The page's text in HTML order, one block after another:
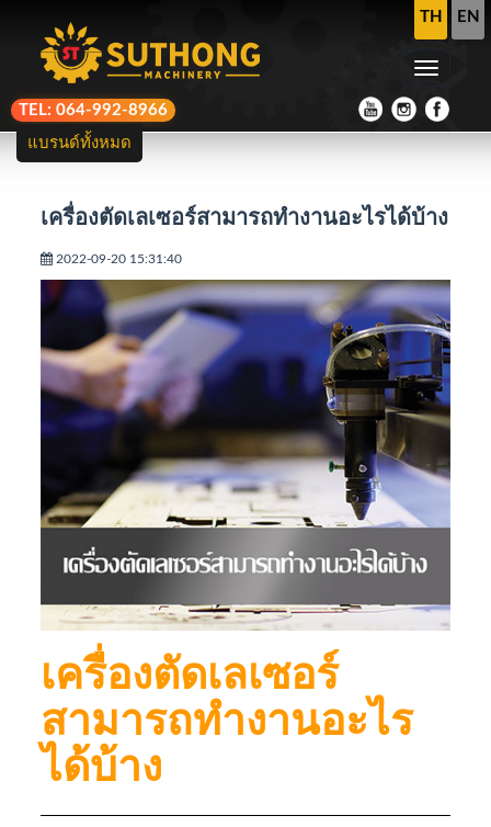
TH EN
TEL: 064-992-8966
แบรนด์ทั้งหมด
เครื่องตัดเลเซอร์สามารถทำงานอะไรได้บ้าง
2022-09-20 15:31:40
เครื่องตัดเลเซอร์
สามารถทำงานอะไร
ได้บ้าง